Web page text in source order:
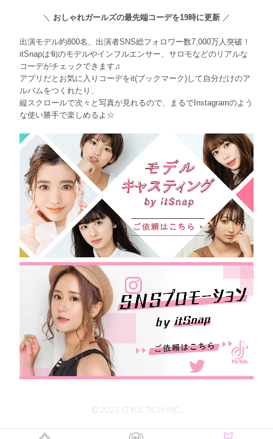
＼ おしゃれガールズの最先端コーデを19時に更新 ／
出演モデル約800名、出演者SNS総フォロワー数7,000万人突破！
itSnapは旬のモデルやインフルエンサー、サロモなどのリアルな
コーデがチェックできます♫
アプリだとお気に入りコーデをit(ブックマーク)して自分だけのア
ルバムをつくれたり、
縦スクロールで次々と写真が見れるので、まるでInstagramのよう
な使い勝手で楽しめるよ☆
© 2023 STYLICTION INC.